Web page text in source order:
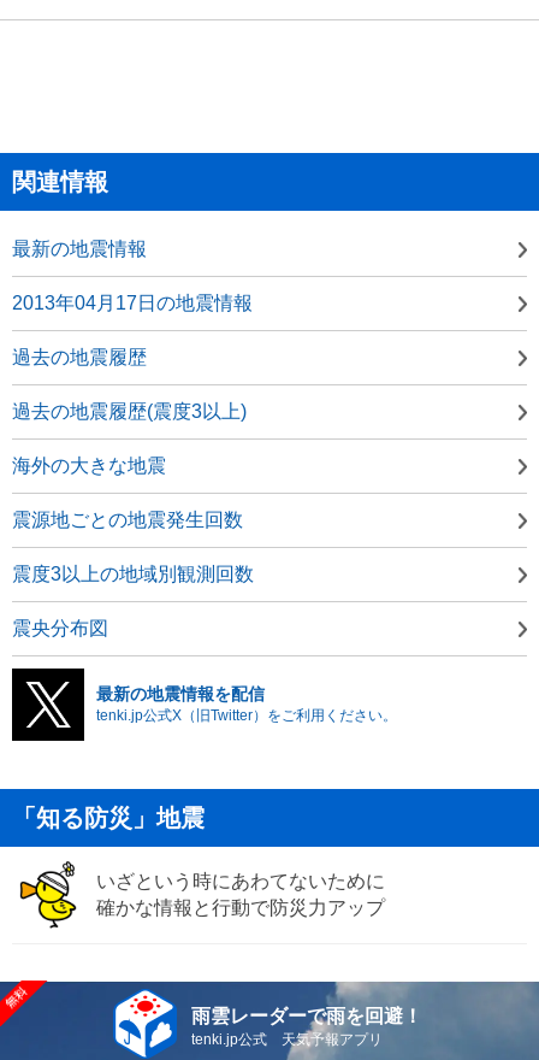
関連情報
最新の地震情報
2013年04月17日の地震情報
過去の地震履歴
過去の地震履歴(震度3以上)
海外の大きな地震
震源地ごとの地震発生回数
震度3以上の地域別観測回数
震央分布図
最新の地震情報を配信
tenki.jp公式X（旧Twitter）をご利用ください。
「知る防災」地震
いざという時にあわてないために
確かな情報と行動で防災力アップ
雨雲レーダーで雨を回避！
tenki.jp公式 天気予報アプリ